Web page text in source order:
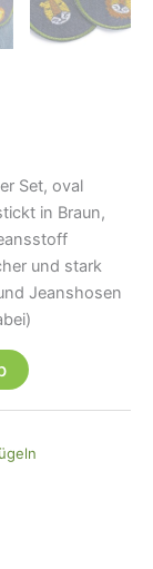
Set, oval
in Braun,
und stark
Jeanshosen